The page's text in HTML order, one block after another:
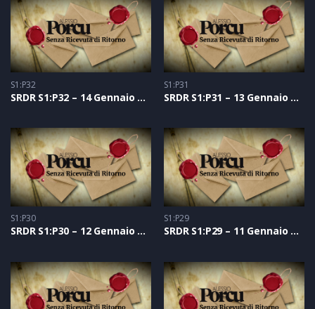
S1:P32
SRDR S1:P32 – 14 Gennaio 2021
S1:P31
SRDR S1:P31 – 13 Gennaio 2021
S1:P30
SRDR S1:P30 – 12 Gennaio 2021
S1:P29
SRDR S1:P29 – 11 Gennaio 2021